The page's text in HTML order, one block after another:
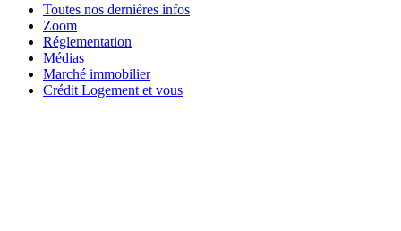
Toutes nos dernières infos
Zoom
Réglementation
Médias
Marché immobilier
Crédit Logement et vous